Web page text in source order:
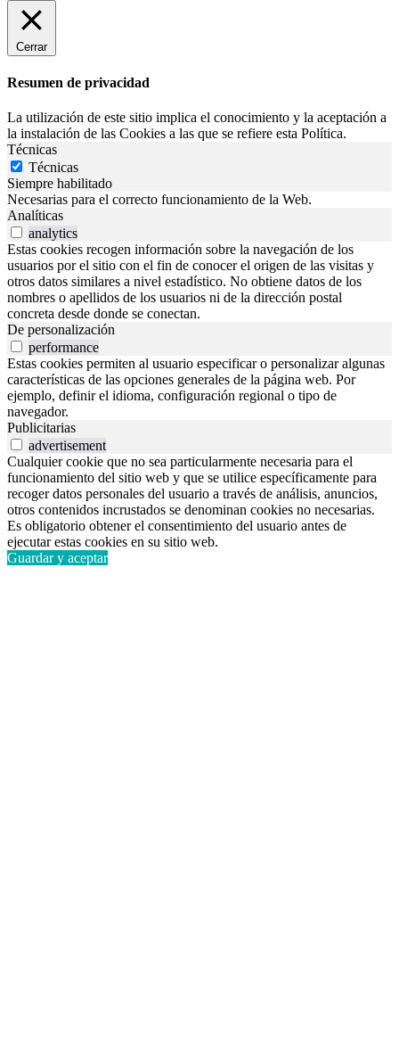
Cerrar
Resumen de privacidad
La utilización de este sitio implica el conocimiento y la aceptación a
la instalación de las Cookies a las que se refiere esta Política.
Técnicas
Técnicas
Siempre habilitado
Necesarias para el correcto funcionamiento de la Web.
Analíticas
analytics
Estas cookies recogen información sobre la navegación de los
usuarios por el sitio con el fin de conocer el origen de las visitas y
otros datos similares a nivel estadístico. No obtiene datos de los
nombres o apellidos de los usuarios ni de la dirección postal
concreta desde donde se conectan.
De personalización
performance
Estas cookies permiten al usuario especificar o personalizar algunas
características de las opciones generales de la página web. Por
ejemplo, definir el idioma, configuración regional o tipo de
navegador.
Publicitarias
advertisement
Cualquier cookie que no sea particularmente necesaria para el
funcionamiento del sitio web y que se utilice específicamente para
recoger datos personales del usuario a través de análisis, anuncios,
otros contenidos incrustados se denominan cookies no necesarias.
Es obligatorio obtener el consentimiento del usuario antes de
ejecutar estas cookies en su sitio web.
Guardar y aceptar